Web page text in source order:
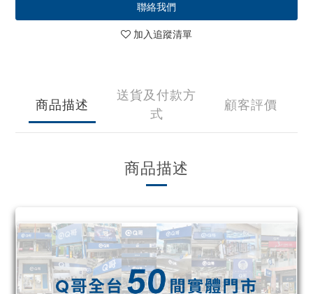
聯絡我們
加入追蹤清單
商品描述
送貨及付款方
式
顧客評價
商品描述